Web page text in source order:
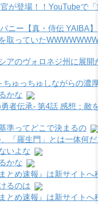
が登場！！YouTubeで
ニー【真・侍伝 YAIBA】
取っていた
アのヴォロネジ州に展
ゅっちゅしながらの濃
かな
者伝承- 第4話 感想：敵
準ってどこで決まるの
「羅生門」とは一体何
いよな
かな
とめ速報』は新サイトへ
るのは
とめ速報』は新サイトへ